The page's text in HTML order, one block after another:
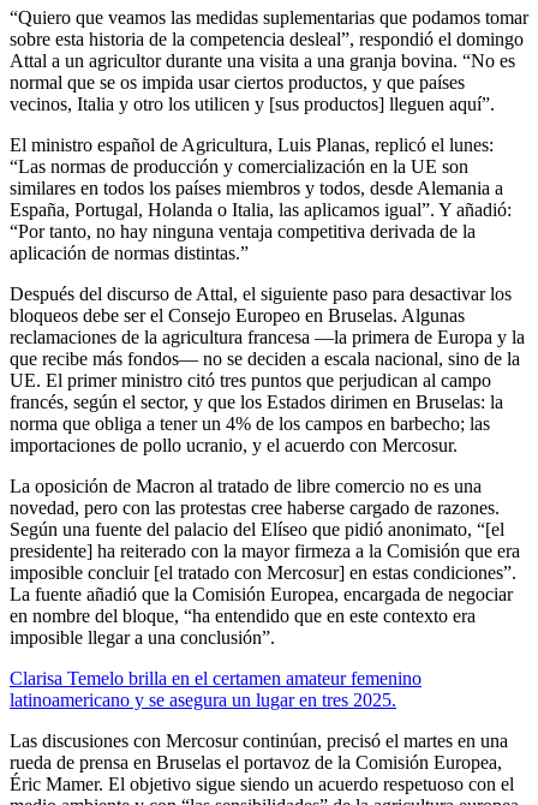
“Quiero que veamos las medidas suplementarias que podamos tomar
sobre esta historia de la competencia desleal”, respondió el domingo
Attal a un agricultor durante una visita a una granja bovina. “No es
normal que se os impida usar ciertos productos, y que países
vecinos, Italia y otro los utilicen y [sus productos] lleguen aquí”.
El ministro español de Agricultura, Luis Planas, replicó el lunes:
“Las normas de producción y comercialización en la UE son
similares en todos los países miembros y todos, desde Alemania a
España, Portugal, Holanda o Italia, las aplicamos igual”. Y añadió:
“Por tanto, no hay ninguna ventaja competitiva derivada de la
aplicación de normas distintas.”
Después del discurso de Attal, el siguiente paso para desactivar los
bloqueos debe ser el Consejo Europeo en Bruselas. Algunas
reclamaciones de la agricultura francesa —la primera de Europa y la
que recibe más fondos— no se deciden a escala nacional, sino de la
UE. El primer ministro citó tres puntos que perjudican al campo
francés, según el sector, y que los Estados dirimen en Bruselas: la
norma que obliga a tener un 4% de los campos en barbecho; las
importaciones de pollo ucranio, y el acuerdo con Mercosur.
La oposición de Macron al tratado de libre comercio no es una
novedad, pero con las protestas cree haberse cargado de razones.
Según una fuente del palacio del Elíseo que pidió anonimato, “[el
presidente] ha reiterado con la mayor firmeza a la Comisión que era
imposible concluir [el tratado con Mercosur] en estas condiciones”.
La fuente añadió que la Comisión Europea, encargada de negociar
en nombre del bloque, “ha entendido que en este contexto era
imposible llegar a una conclusión”.
Clarisa Temelo brilla en el certamen amateur femenino
latinoamericano y se asegura un lugar en tres 2025.
Las discusiones con Mercosur continúan, precisó el martes en una
rueda de prensa en Bruselas el portavoz de la Comisión Europea,
Éric Mamer. El objetivo sigue siendo un acuerdo respetuoso con el